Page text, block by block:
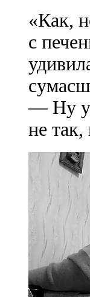
«Как,
c
— Ну
не